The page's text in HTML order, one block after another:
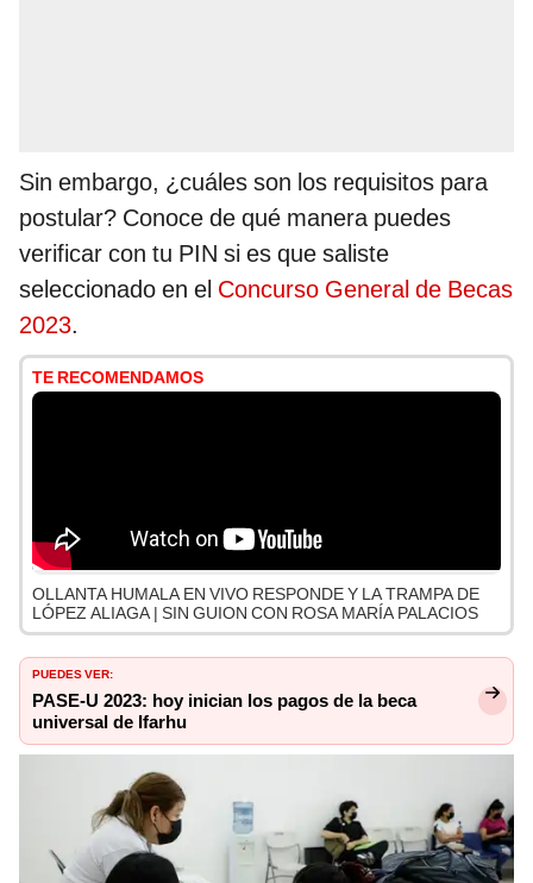
Sin embargo, ¿cuáles son los requisitos para
postular? Conoce de qué manera puedes
verificar con tu PIN si es que saliste
seleccionado en el Concurso General de Becas
2023.
TE RECOMENDAMOS
OLLANTA HUMALA EN VIVO RESPONDE Y LA TRAMPA DE
LÓPEZ ALIAGA | SIN GUION CON ROSA MARÍA PALACIOS
PUEDES VER:
PASE-U 2023: hoy inician los pagos de la beca
universal de Ifarhu